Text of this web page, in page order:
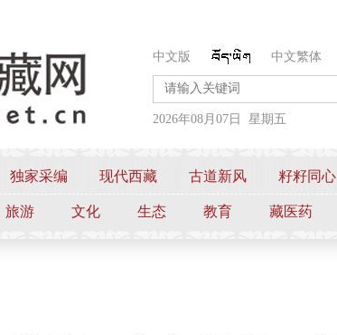
中文版 中文繁体
2026年08月07日 星期五
独家采编 现代西藏 古道新风 籽籽同心
旅游 文化 生态 教育 藏医药